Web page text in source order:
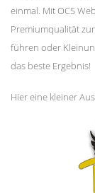
einmal. Mit OCS
Premiumqualität
führen oder
das beste Ergebnis!
Hier eine kleiner